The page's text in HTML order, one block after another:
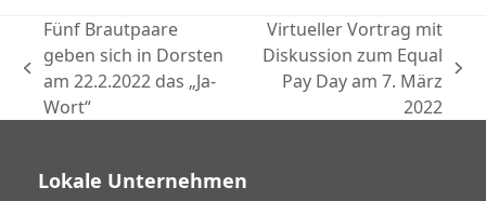
vorheriger
Beitrag:
Fünf Brautpaare
geben sich in Dorsten
am 22.2.2022 das „Ja-
Wort“
Nächster
Virtueller Vortrag mit
Diskussion zum Equal
Pay Day am 7. März
2022
Lokale Unternehmen